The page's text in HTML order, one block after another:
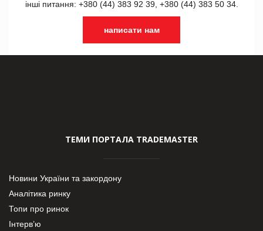
інші питання: +380 (44) 383 92 39, +380 (44) 383 50 34.
написати нам
ТЕМИ ПОРТАЛА TRADEMASTER
Новини України та закордону
Аналітика ринку
Топи про ринок
Інтерв’ю